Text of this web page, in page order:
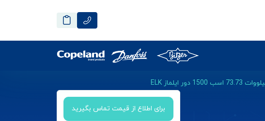
برای اطلاع از قیمت تماس بگیرید